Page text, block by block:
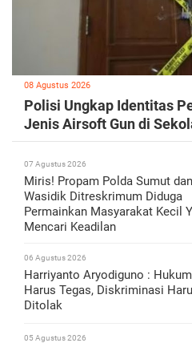
08 Agustus 2026
Polisi Ungkap Identitas
Jenis Airsoft Gun di
07 Agustus 2026
Miris! Propam Polda Sumut dan
Wasidik Ditreskrimum Diduga
Permainkan Masyarakat Kecil
Mencari Keadilan
06 Agustus 2026
Harriyanto Aryodiguno : Hukum
Harus Tegas, Diskriminasi
Ditolak
05 Agustus 2026